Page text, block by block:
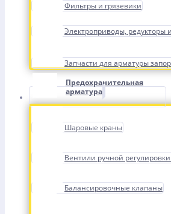
Фильтры и грязевики
Электроприводы, редукторы
Запчасти для арматуры
Предохранительная
арматура
Шаровые краны
Вентили ручной
Балансировочные клапаны